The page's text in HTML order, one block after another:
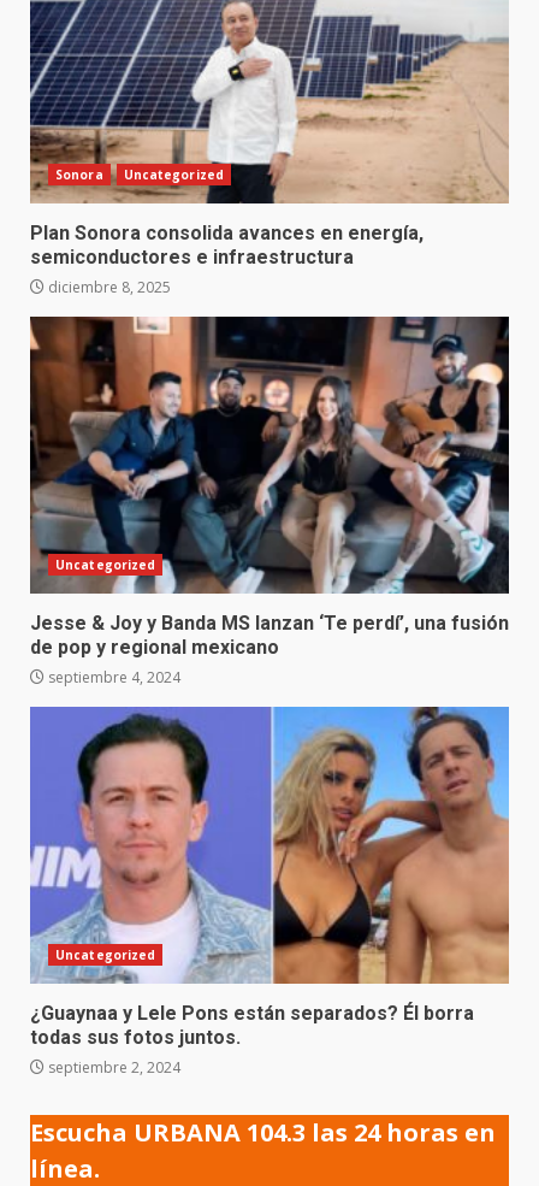
Sonora Uncategorized
Plan Sonora consolida avances en energía,
semiconductores e infraestructura
diciembre 8, 2025
Uncategorized
Jesse & Joy y Banda MS lanzan ‘Te perdí’, una fusión
de pop y regional mexicano
septiembre 4, 2024
Uncategorized
¿Guaynaa y Lele Pons están separados? Él borra
todas sus fotos juntos.
septiembre 2, 2024
Escucha URBANA 104.3 las 24 horas en
línea.